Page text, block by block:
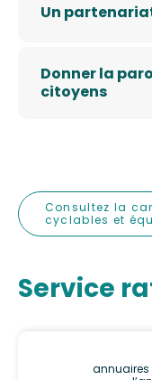
Un
Donner la
citoyens
Consultez la
cyclables et
Service
annuaires